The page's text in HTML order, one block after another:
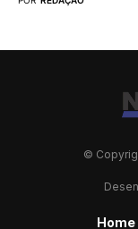
©
Home